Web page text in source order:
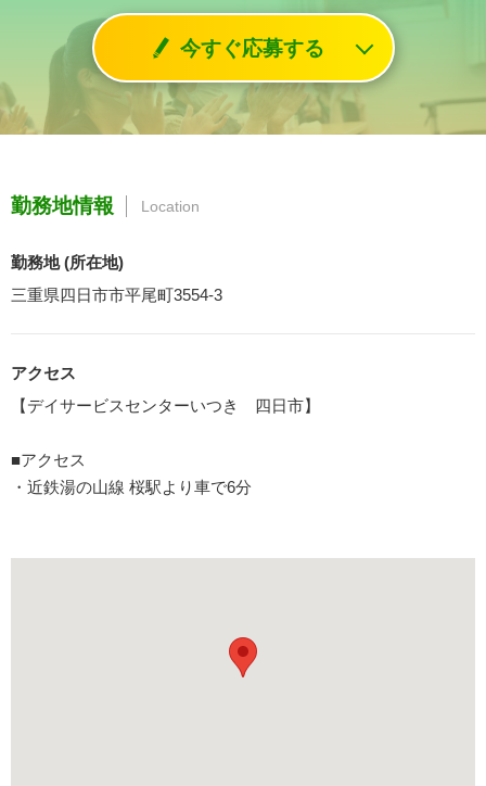
今すぐ応募する
勤務地情報 Location
勤務地 (所在地)
三重県四日市市平尾町3554-3
アクセス
【デイサービスセンターいつき 四日市】
■アクセス
・近鉄湯の山線 桜駅より車で6分